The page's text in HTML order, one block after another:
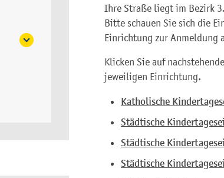
Ihre Straße liegt im Bezirk
Bitte schauen Sie sich die
Einrichtung zur Anmeldung
Klicken Sie auf
jeweiligen Einrichtung.
Katholische
Städtische
Städtische
Städtische